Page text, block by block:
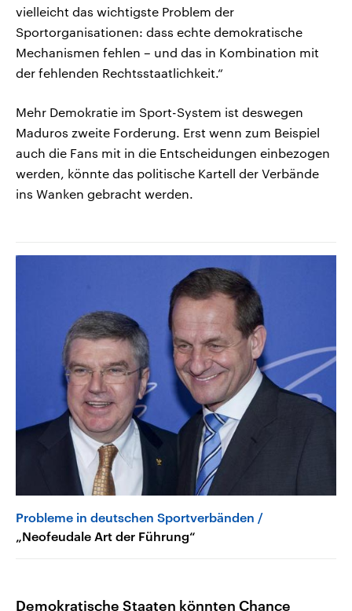
vielleicht das wichtigste Problem der
Sportorganisationen: dass echte demokratische
Mechanismen fehlen – und das in Kombination mit
der fehlenden Rechtsstaatlichkeit.“
Mehr Demokratie im Sport-System ist deswegen
Maduros zweite Forderung. Erst wenn zum Beispiel
auch die Fans mit in die Entscheidungen einbezogen
werden, könnte das politische Kartell der Verbände
ins Wanken gebracht werden.
Probleme in deutschen Sportverbänden
„Neofeudale Art der Führung“
Demokratische Staaten könnten Chance